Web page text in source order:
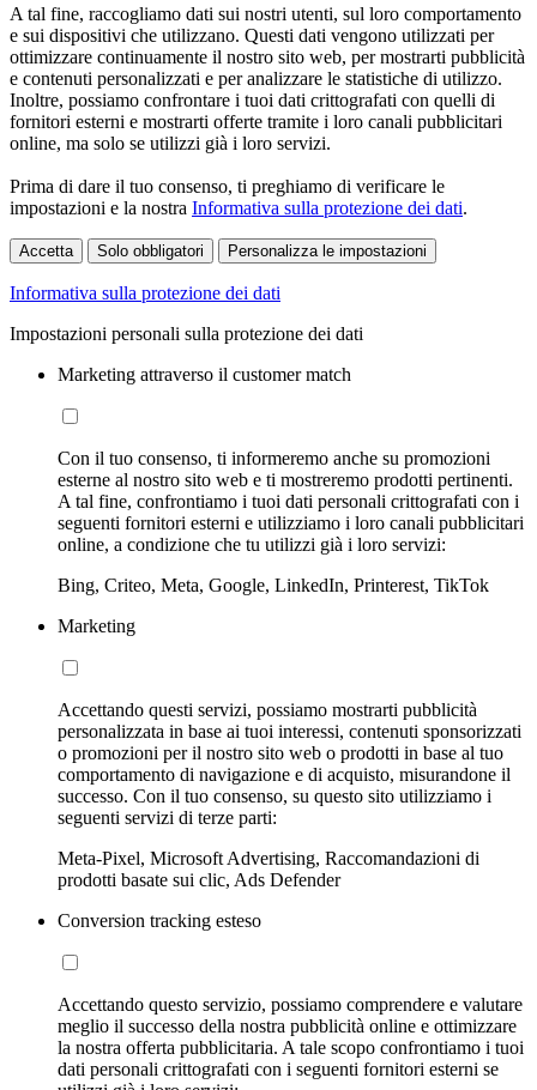
A tal fine, raccogliamo dati sui nostri utenti, sul loro comportamento
e sui dispositivi che utilizzano. Questi dati vengono utilizzati per
ottimizzare continuamente il nostro sito web, per mostrarti pubblicità
e contenuti personalizzati e per analizzare le statistiche di utilizzo.
Inoltre, possiamo confrontare i tuoi dati crittografati con quelli di
fornitori esterni e mostrarti offerte tramite i loro canali pubblicitari
online, ma solo se utilizzi già i loro servizi.
Prima di dare il tuo consenso, ti preghiamo di verificare le
impostazioni e la nostra Informativa sulla protezione dei dati.
Accetta Solo obbligatori Personalizza le impostazioni
Informativa sulla protezione dei dati
Impostazioni personali sulla protezione dei dati
Marketing attraverso il customer match
Con il tuo consenso, ti informeremo anche su promozioni
esterne al nostro sito web e ti mostreremo prodotti pertinenti.
A tal fine, confrontiamo i tuoi dati personali crittografati con i
seguenti fornitori esterni e utilizziamo i loro canali pubblicitari
online, a condizione che tu utilizzi già i loro servizi:
Bing, Criteo, Meta, Google, LinkedIn, Printerest, TikTok
Marketing
Accettando questi servizi, possiamo mostrarti pubblicità
personalizzata in base ai tuoi interessi, contenuti sponsorizzati
o promozioni per il nostro sito web o prodotti in base al tuo
comportamento di navigazione e di acquisto, misurandone il
successo. Con il tuo consenso, su questo sito utilizziamo i
seguenti servizi di terze parti:
Meta-Pixel, Microsoft Advertising, Raccomandazioni di
prodotti basate sui clic, Ads Defender
Conversion tracking esteso
Accettando questo servizio, possiamo comprendere e valutare
meglio il successo della nostra pubblicità online e ottimizzare
la nostra offerta pubblicitaria. A tale scopo confrontiamo i tuoi
dati personali crittografati con i seguenti fornitori esterni se